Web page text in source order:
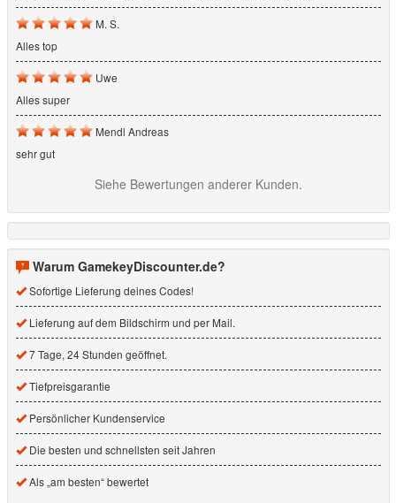
M. S.
Alles top
Uwe
Alles super
Mendl Andreas
sehr gut
Siehe Bewertungen anderer Kunden.
Warum GamekeyDiscounter.de?
Sofortige Lieferung deines Codes!
Lieferung auf dem Bildschirm und per Mail.
7 Tage, 24 Stunden geöffnet.
Tiefpreisgarantie
Persönlicher Kundenservice
Die besten und schnellsten seit Jahren
Als „am besten“ bewertet